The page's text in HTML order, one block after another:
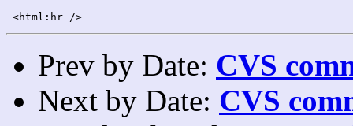
Prev by Date: CVS
Next by Date: CVS